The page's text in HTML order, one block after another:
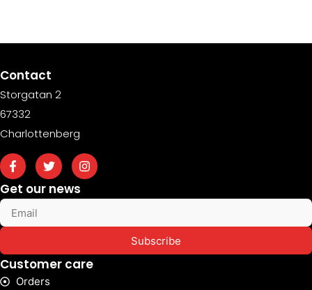
Contact
Storgatan 2
67332
Charlottenberg
Get our news
Subscribe
Customer care
Orders